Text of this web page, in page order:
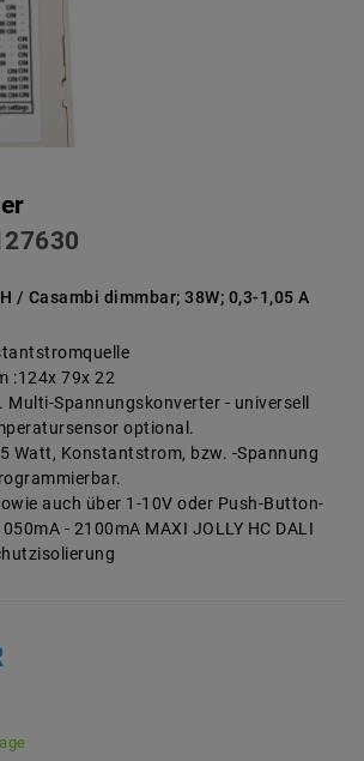
/ Casambi dimmbar; 38W; 0,3-1,05 A
:124x 79x 22
Multi-Spannungskonverter - universell
optional.
Watt, Konstantstrom, bzw. -Spannung
auch über 1-10V oder Push-Button-
- 2100mA MAXI JOLLY HC DALI